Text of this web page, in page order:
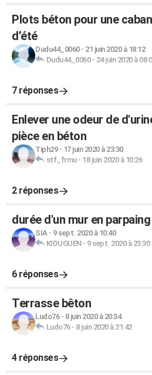
Plots béton pour une
d’été
Dudu44_0060- 21 juin 2020 à 18:12
Dudu44_0060- 24 juin 2020 à
7 réponses
Enlever une odeur de
pièce en béton
Tiph29- 17 juin 2020 à 23:30
stf_frmu- 18 juin 2020 à 10:26
2 réponses
durée d'un mur en parpaing
SIA- 9 sept. 2020 à 10:40
KIDUGUEN- 9 sept. 2020 à 23:30
6 réponses
Terrasse bêton
Ludo76- 8 juin 2020 à 20:34
Ludo76- 8 juin 2020 à 21:42
4 réponses